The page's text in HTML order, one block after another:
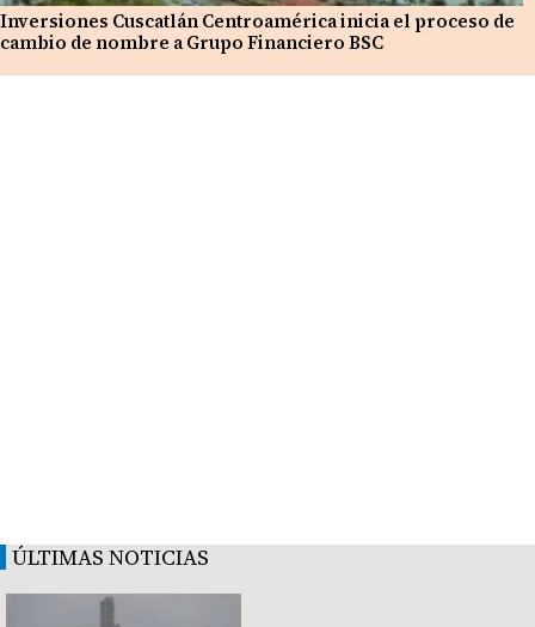
Inversiones Cuscatlán Centroamérica inicia el proceso de
cambio de nombre a Grupo Financiero BSC
ÚLTIMAS NOTICIAS